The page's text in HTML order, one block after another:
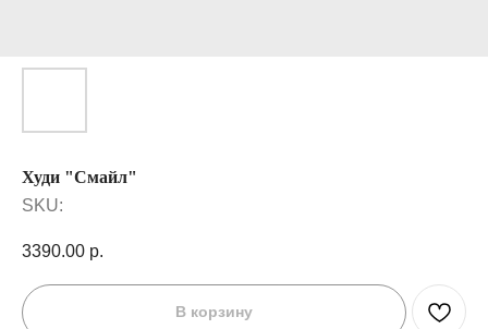
Худи "Смайл"
SKU:
3390.00 р.
В корзину